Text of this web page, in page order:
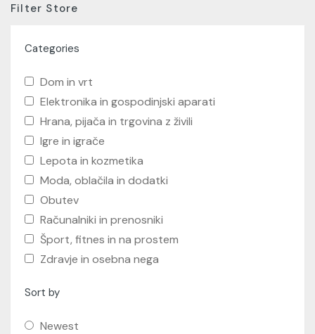
Filter Store
Categories
Dom in vrt
Elektronika in gospodinjski aparati
Hrana, pijača in trgovina z živili
Igre in igrače
Lepota in kozmetika
Moda, oblačila in dodatki
Obutev
Računalniki in prenosniki
Šport, fitnes in na prostem
Zdravje in osebna nega
Sort by
Newest